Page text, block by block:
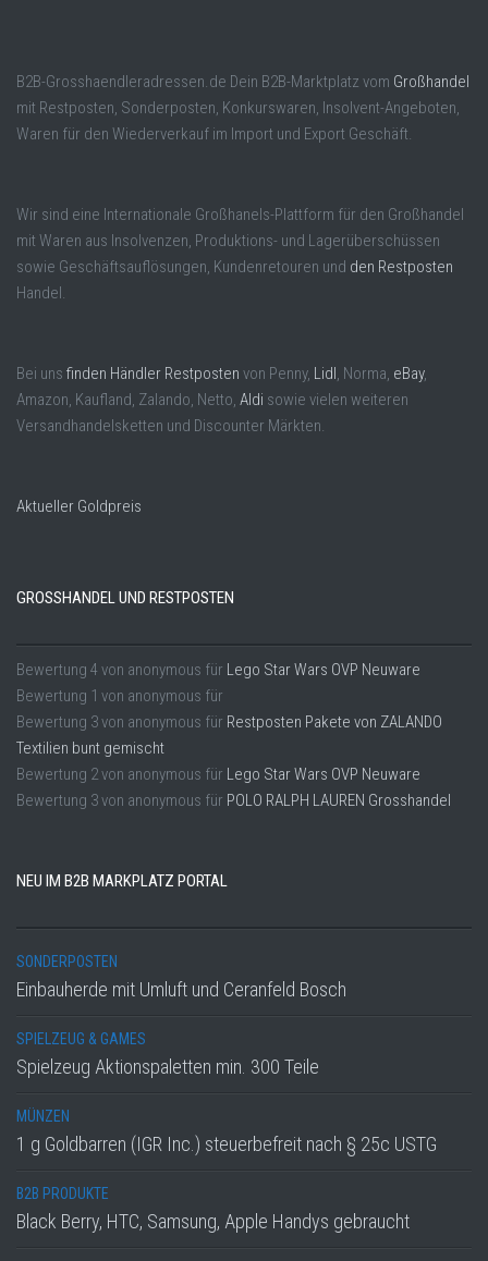
B2B-Grosshaendleradressen.de Dein B2B-Marktplatz vom Großhandel
mit Restposten, Sonderposten, Konkurswaren, Insolvent-Angeboten,
Waren für den Wiederverkauf im Import und Export Geschäft.
Wir sind eine Internationale Großhanels-Plattform für den Großhandel
mit Waren aus Insolvenzen, Produktions- und Lagerüberschüssen
sowie Geschäftsauflösungen, Kundenretouren und den Restposten
Handel.
Bei uns finden Händler Restposten von Penny, Lidl , Norma, eBay,
Amazon, Kaufland, Zalando, Netto, Aldi sowie vielen weiteren
Versandhandelsketten und Discounter Märkten.
Aktueller Goldpreis
GROSSHANDEL UND RESTPOSTEN
Bewertung 4 von anonymous für Lego Star Wars OVP Neuware
Bewertung 1 von anonymous für
Bewertung 3von anonymous für Restposten Pakete von ZALANDO
Textilien bunt gemischt
Bewertung 2von anonymous für Lego Star Wars OVP Neuware
Bewertung 3von anonymous für POLO RALPH LAUREN Grosshandel
NEU IM B2B MARKPLATZ PORTAL
SONDERPOSTEN
Einbauherde mit Umluft und Ceranfeld Bosch
SPIELZEUG & GAMES
Spielzeug Aktionspaletten min. 300 Teile
MÜNZEN
1 g Goldbarren (IGR Inc.) steuerbefreit nach § 25c USTG
B2B PRODUKTE
Black Berry, HTC, Samsung, Apple Handys gebraucht